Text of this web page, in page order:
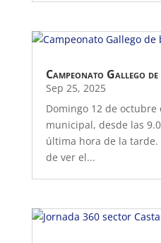
Campeonato Gallego
Sep 25, 2025
Domingo 12 de octubre
municipal, desde las
última hora de la
de ver el...